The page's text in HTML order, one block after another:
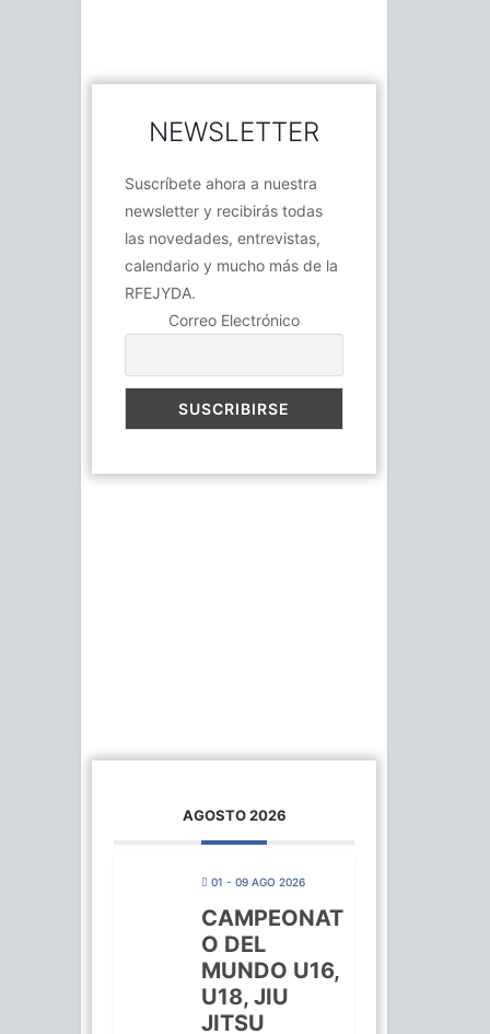
NEWSLETTER
Suscríbete ahora a nuestra
newsletter y recibirás todas
las novedades, entrevistas,
calendario y mucho más de la
RFEJYDA.
Correo Electrónico
AGOSTO 2026
01 - 09 AGO 2026
CAMPEONAT
O DEL
MUNDO U16,
U18, JIU
JITSU